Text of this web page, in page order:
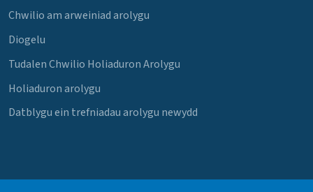
Chwilio am arweiniad arolygu
Diogelu
Tudalen Chwilio Holiaduron Arolygu
Holiaduron arolygu
Datblygu ein trefniadau arolygu newydd